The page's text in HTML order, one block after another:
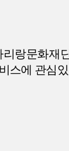
리랑문화재
스에 관심